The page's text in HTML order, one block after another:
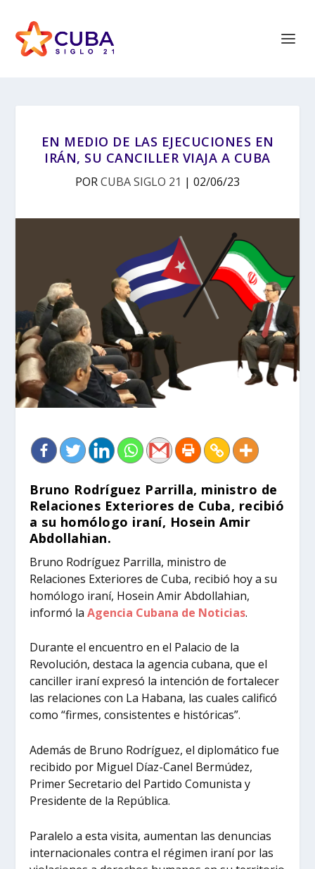
EN MEDIO DE LAS EJECUCIONES EN
IRÁN, SU CANCILLER VIAJA A CUBA
PORCUBA SIGLO 21 | 02/06/23
Bruno Rodríguez Parrilla, ministro de
Relaciones Exteriores de Cuba, recibió
a su homólogo iraní, Hosein Amir
Abdollahian.
Bruno Rodríguez Parrilla, ministro de
Relaciones Exteriores de Cuba, recibió hoy a su
homólogo iraní, Hosein Amir Abdollahian,
informó laAgencia Cubana de Noticias.
Durante el encuentro en el Palacio de la
Revolución, destaca la agencia cubana, que el
canciller iraní expresó la intención de fortalecer
las relaciones con La Habana, las cuales calificó
como “firmes, consistentes e históricas”.
Además de Bruno Rodríguez, el diplomático fue
recibido por Miguel Díaz-Canel Bermúdez,
Primer Secretario del Partido Comunista y
Presidente de la República.
Paralelo a esta visita, aumentan las denuncias
internacionales contra el régimen iraní por las